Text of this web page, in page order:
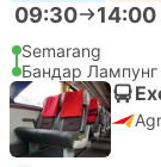
09:30 14:00
Semarang
Бандар Лампунг